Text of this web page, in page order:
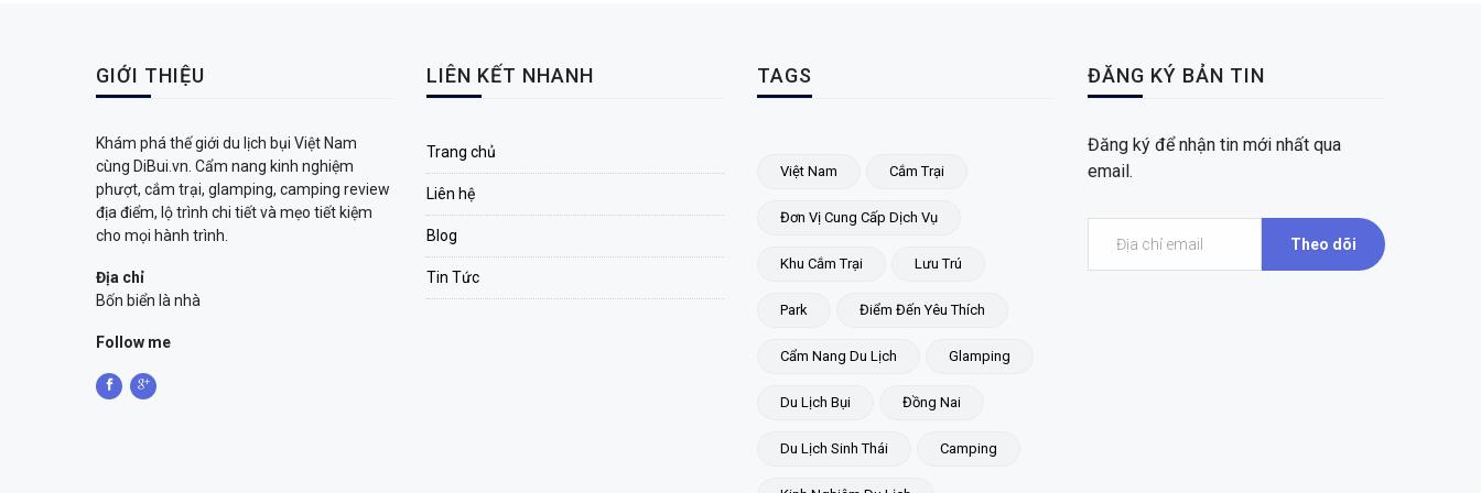
GIỚI THIỆU
Khám phá thế giới du lịch bụi Việt Nam
cùng DiBui.vn. Cẩm nang kinh nghiệm
phượt, cắm trại, glamping, camping review
địa điểm, lộ trình chi tiết và mẹo tiết kiệm
cho mọi hành trình.
Địa chỉ
Bốn biển là nhà
Follow me
LIÊN KẾT NHANH
Trang chủ
Liên hệ
Blog
Tin Tức
TAGS
Việt Nam Cắm Trại
Đơn Vị Cung Cấp Dịch Vụ
Khu Cắm Trại Lưu Trú
Park Điểm Đến Yêu Thích
Cẩm Nang Du Lịch Glamping
Du Lịch Bụi Đồng Nai
Du Lịch Sinh Thái Camping
ĐĂNG KÝ BẢN TIN
Đăng ký để nhận tin mới nhất qua
email.
Theo dõi